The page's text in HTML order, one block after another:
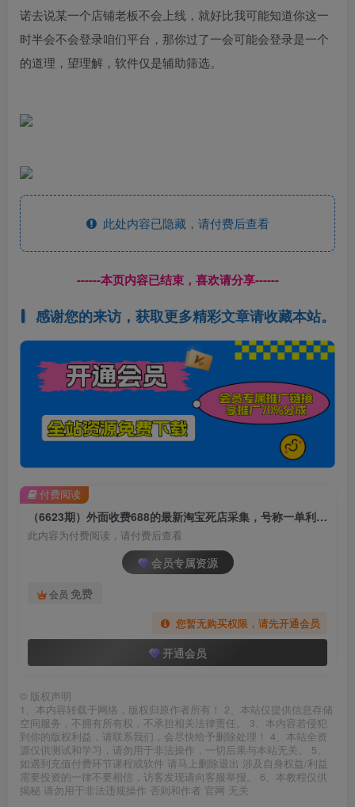
诺去说某一个店铺老板不会上线，就好比我可能知道你这一
时半会不会登录咱们平台，那你过了一会可能会登录是一个
的道理，望理解，软件仅是辅助筛选。
此处内容已隐藏，请付费后查看
------本页内容已结束，喜欢请分享------
感谢您的来访，获取更多精彩文章请收藏本站。
（6623期）外面收费688的最新淘宝死店采集，号称一单利润100+【永久脚本】
此内容为付费阅读，请付费后查看
会员专属资源
会员 免费
您暂无购买权限，请先开通会员
开通会员
付费阅读
© 版权声明
1、本内容转载于网络，版权归原作者所有！ 2、本站仅提供信息存储
空间服务，不拥有所有权，不承担相关法律责任。 3、本内容若侵犯
到你的版权利益，请联系我们，会尽快给予删除处理！ 4、本站全资
源仅供测试和学习，请勿用于非法操作，一切后果与本站无关。 5、
如遇到充值付费环节课程或软件 请马上删除退出 涉及自身权益/利益
需要投资的一律不要相信，访客发现请向客服举报。 6、本教程仅供
揭秘 请勿用于非法违规操作 否则和作者 官网 无关